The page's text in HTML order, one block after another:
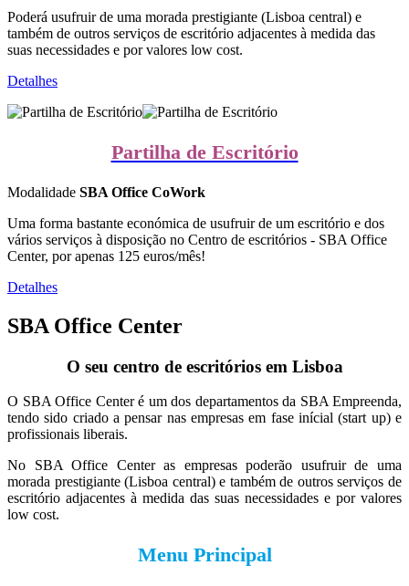
Poderá usufruir de uma morada prestigiante (Lisboa central) e
também de outros serviços de escritório adjacentes à medida das
suas necessidades e por valores low cost.
Detalhes
Partilha de Escritório
Modalidade SBA Office CoWork
Uma forma bastante económica de usufruir de um escritório e dos
vários serviços à disposição no Centro de escritórios - SBA Office
Center, por apenas 125 euros/mês!
Detalhes
SBA Office Center
O seu centro de escritórios em Lisboa
O SBA Office Center é um dos departamentos da SBA Empreenda,
tendo sido criado a pensar nas empresas em fase inícial (start up) e
profissionais liberais.
No SBA Office Center as empresas poderão usufruir de uma
morada prestigiante (Lisboa central) e também de outros serviços de
escritório adjacentes à medida das suas necessidades e por valores
low cost.
Menu Principal